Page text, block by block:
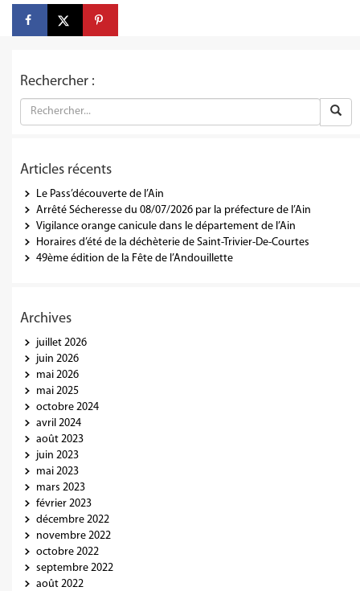
Rechercher :
Articles récents
Le Pass’découverte de l’Ain
Arrêté Sécheresse du 08/07/2026 par la préfecture de l’Ain
Vigilance orange canicule dans le département de l’Ain
Horaires d’été de la déchèterie de Saint-Trivier-De-Courtes
49ème édition de la Fête de l’Andouillette
Archives
juillet 2026
juin 2026
mai 2026
mai 2025
octobre 2024
avril 2024
août 2023
juin 2023
mai 2023
mars 2023
février 2023
décembre 2022
novembre 2022
octobre 2022
septembre 2022
août 2022